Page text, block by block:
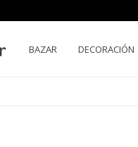
BAZAR DECORACIÓN